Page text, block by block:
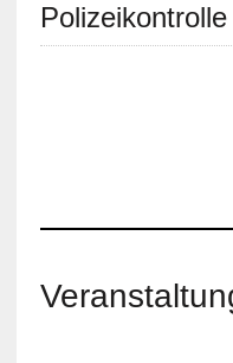
Polizeikontrolle